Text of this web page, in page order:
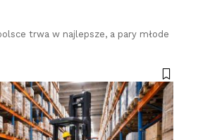
trwa w najlepsze, a pary młode